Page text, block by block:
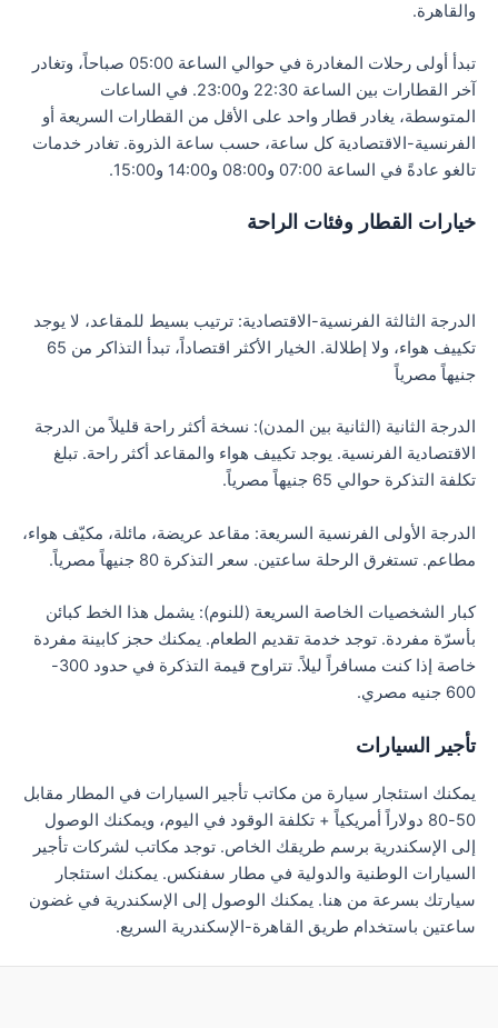
والقاهرة.
تبدأ أولى رحلات المغادرة في حوالي الساعة 05:00 صباحاً، وتغادر
آخر القطارات بين الساعة 22:30 و23:00. في الساعات
المتوسطة، يغادر قطار واحد على الأقل من القطارات السريعة أو
الفرنسية-الاقتصادية كل ساعة، حسب ساعة الذروة. تغادر خدمات
تالغو عادةً في الساعة 07:00 و08:00 و14:00 و15:00.
خيارات القطار وفئات الراحة
الدرجة الثالثة الفرنسية-الاقتصادية: ترتيب بسيط للمقاعد، لا يوجد
تكييف هواء، ولا إطلالة. الخيار الأكثر اقتصاداً، تبدأ التذاكر من 65
جنيهاً مصرياً
الدرجة الثانية (الثانية بين المدن): نسخة أكثر راحة قليلاً من الدرجة
الاقتصادية الفرنسية. يوجد تكييف هواء والمقاعد أكثر راحة. تبلغ
تكلفة التذكرة حوالي 65 جنيهاً مصرياً.
الدرجة الأولى الفرنسية السريعة: مقاعد عريضة، مائلة، مكيّف هواء،
مطاعم. تستغرق الرحلة ساعتين. سعر التذكرة 80 جنيهاً مصرياً.
كبار الشخصيات الخاصة السريعة (للنوم): يشمل هذا الخط كبائن
بأسرّة مفردة. توجد خدمة تقديم الطعام. يمكنك حجز كابينة مفردة
خاصة إذا كنت مسافراً ليلاً. تتراوح قيمة التذكرة في حدود 300-
600 جنيه مصري.
تأجير السيارات
يمكنك استئجار سيارة من مكاتب تأجير السيارات في المطار مقابل
50-80 دولاراً أمريكياً + تكلفة الوقود في اليوم، ويمكنك الوصول
إلى الإسكندرية برسم طريقك الخاص. توجد مكاتب لشركات تأجير
السيارات الوطنية والدولية في مطار سفنكس. يمكنك استئجار
سيارتك بسرعة من هنا. يمكنك الوصول إلى الإسكندرية في غضون
ساعتين باستخدام طريق القاهرة-الإسكندرية السريع.